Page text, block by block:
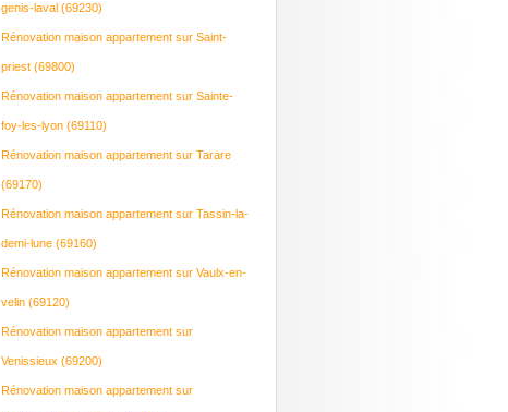
genis-laval (69230)
Rénovation maison appartement sur Saint-
priest (69800)
Rénovation maison appartement sur Sainte-
foy-les-lyon (69110)
Rénovation maison appartement sur Tarare
(69170)
Rénovation maison appartement sur Tassin-la-
demi-lune (69160)
Rénovation maison appartement sur Vaulx-en-
velin (69120)
Rénovation maison appartement sur
Venissieux (69200)
Rénovation maison appartement sur